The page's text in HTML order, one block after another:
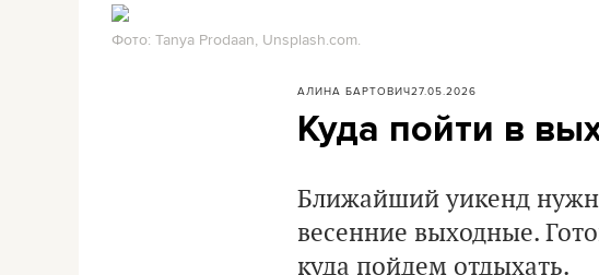
Фото: Tanya Prodaan, Unsplash.com.
АЛИНА БАРТОВИЧ27.05.2026
Куда пойти в
Ближайший уикенд
весенние выходные.
куда пойдем отдыхать.